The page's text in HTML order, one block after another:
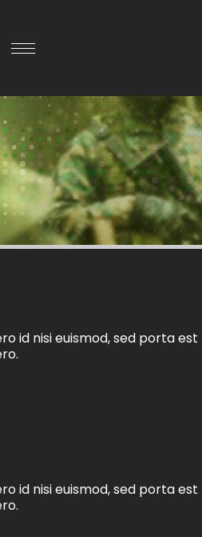
id nisi euismod, sed porta est
id nisi euismod, sed porta est